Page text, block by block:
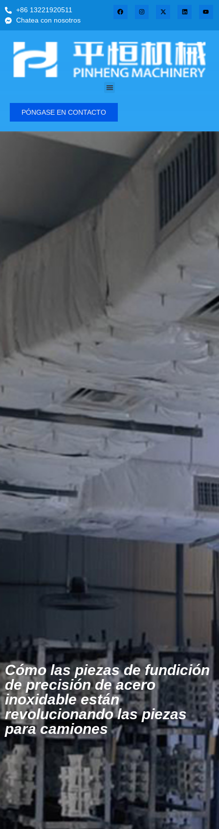
+86 13221920511
Chatea con nosotros
PÓNGASE EN CONTACTO
Cómo las piezas de fundición
de precisión de acero
inoxidable están
revolucionando las piezas
para camiones